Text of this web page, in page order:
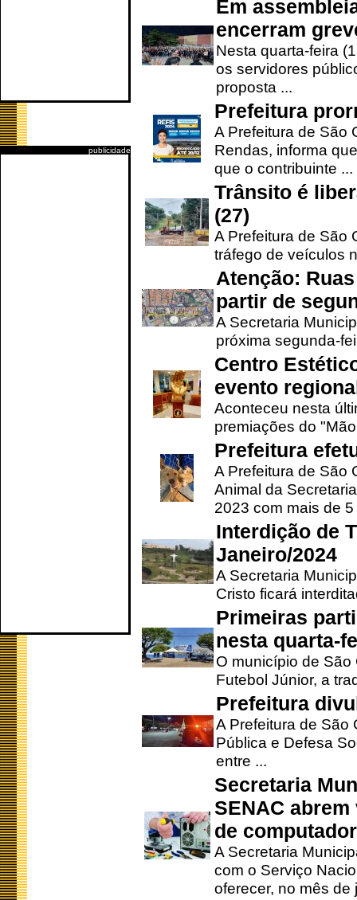
publicidade
Em
encerram
Nesta quarta-feira
os servidores
proposta ...
Prefeitura
A Prefeitura de São
Rendas, informa
que o contribuinte ...
Trânsito é
(27)
A Prefeitura de São
tráfego de veículos
Atenção:
partir de
A Secretaria
próxima segunda-
Centro
evento
Aconteceu nesta
premiações do
Prefeitura
A Prefeitura de São
Animal da
2023 com mais de 5
Interdição de
Janeiro/2024
A Secretaria
Cristo ficará
Primeiras
nesta quarta-
O município de
Futebol Júnior, a
Prefeitura
A Prefeitura de São
Pública e Defesa
entre ...
Secretaria
SENAC
de
A Secretaria
com o Serviço
oferecer, no mês de